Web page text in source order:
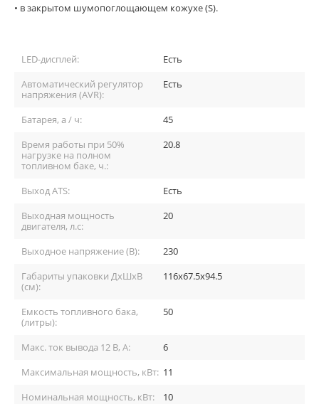
• в закрытом шумопоглощающем кожухе (S).
LED-дисплей:
Есть
Автоматический регулятор
напряжения (AVR):
Есть
Батарея, а / ч:
45
Время работы при 50%
нагрузке на полном
топливном баке, ч.:
20.8
Выход ATS:
Есть
Выходная мощность
двигателя, л.с:
20
Выходное напряжение (В):
230
Габариты упаковки ДхШхВ
(см):
116x67.5x94.5
Емкость топливного бака,
(литры):
50
Макс. ток вывода 12 В, А:
6
Максимальная мощность, кВт: 11
Номинальная мощность, кВт:
10